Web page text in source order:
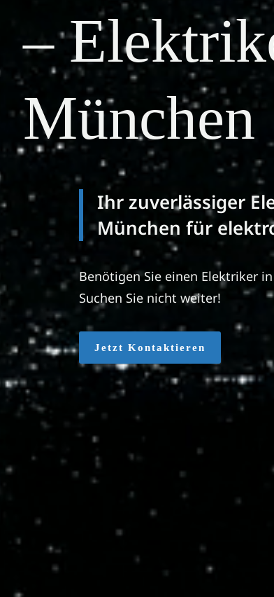
–
München
Ihr zuverlässiger
München für
Benötigen Sie einen Elektriker
Suchen Sie nicht weiter!
Jetzt Kontaktieren